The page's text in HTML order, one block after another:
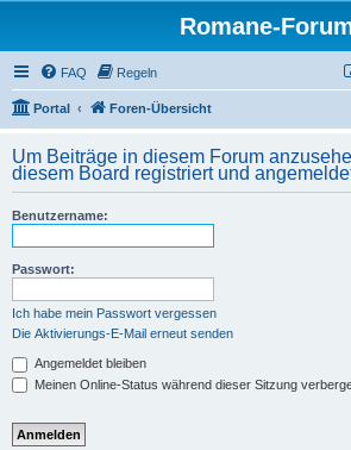
Romane-
FAQ Regeln
Portal Foren-Übersicht
Um Beiträge in diesem Forum
diesem Board registriert und
Benutzername:
Passwort:
Ich habe mein Passwort vergessen
Die Aktivierungs-E-Mail erneut senden
Angemeldet bleiben
Meinen Online-Status während dieser Sitzung